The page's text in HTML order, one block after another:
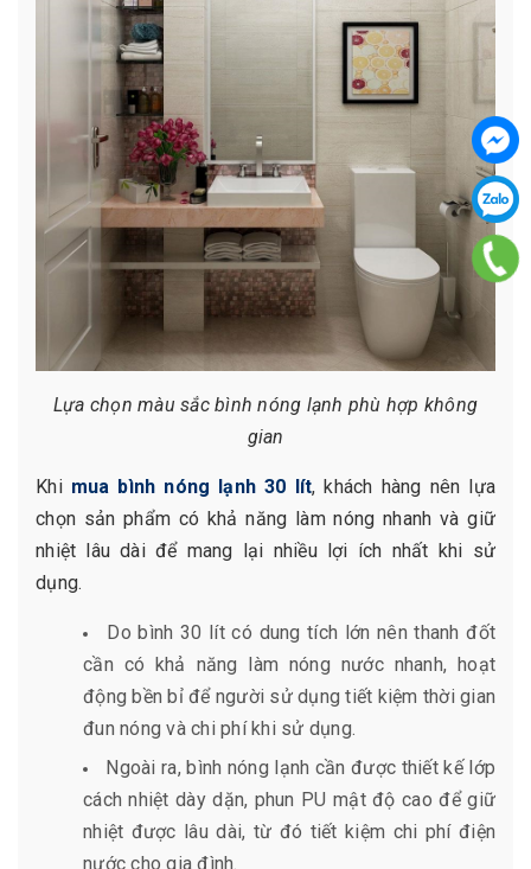
Lựa chọn màu sắc bình nóng lạnh phù hợp không
gian
Khi mua bình nóng lạnh 30 lít, khách hàng nên lựa
chọn sản phẩm có khả năng làm nóng nhanh và giữ
nhiệt lâu dài để mang lại nhiều lợi ích nhất khi sử
dụng.
Do bình 30 lít có dung tích lớn nên thanh đốt
cần có khả năng làm nóng nước nhanh, hoạt
động bền bỉ để người sử dụng tiết kiệm thời gian
đun nóng và chi phí khi sử dụng.
Ngoài ra, bình nóng lạnh cần được thiết kế lớp
cách nhiệt dày dặn, phun PU mật độ cao để giữ
nhiệt được lâu dài, từ đó tiết kiệm chi phí điện
nước cho gia đình.